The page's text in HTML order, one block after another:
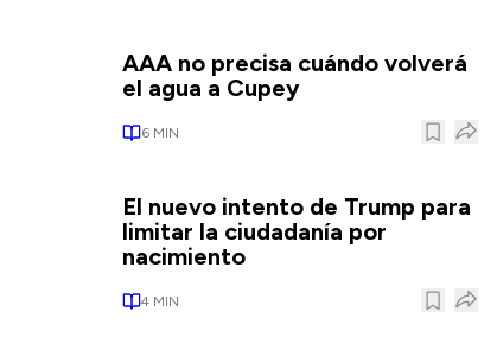
AAA no precisa cuándo volverá
el agua a Cupey
6 MIN
El nuevo intento de Trump para
limitar la ciudadanía por
nacimiento
4 MIN